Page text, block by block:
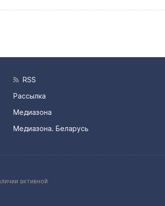
RSS
Рассылка
Медиазона
Медиазона. Беларусь
активной